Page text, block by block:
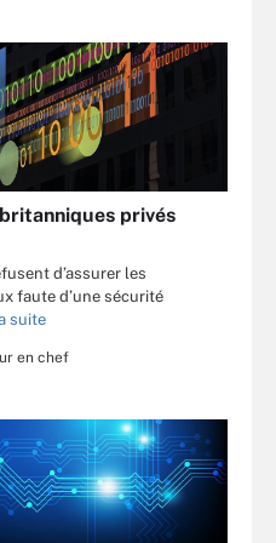
privés
d’assurer les
faute d’une sécurité
suite
en chef